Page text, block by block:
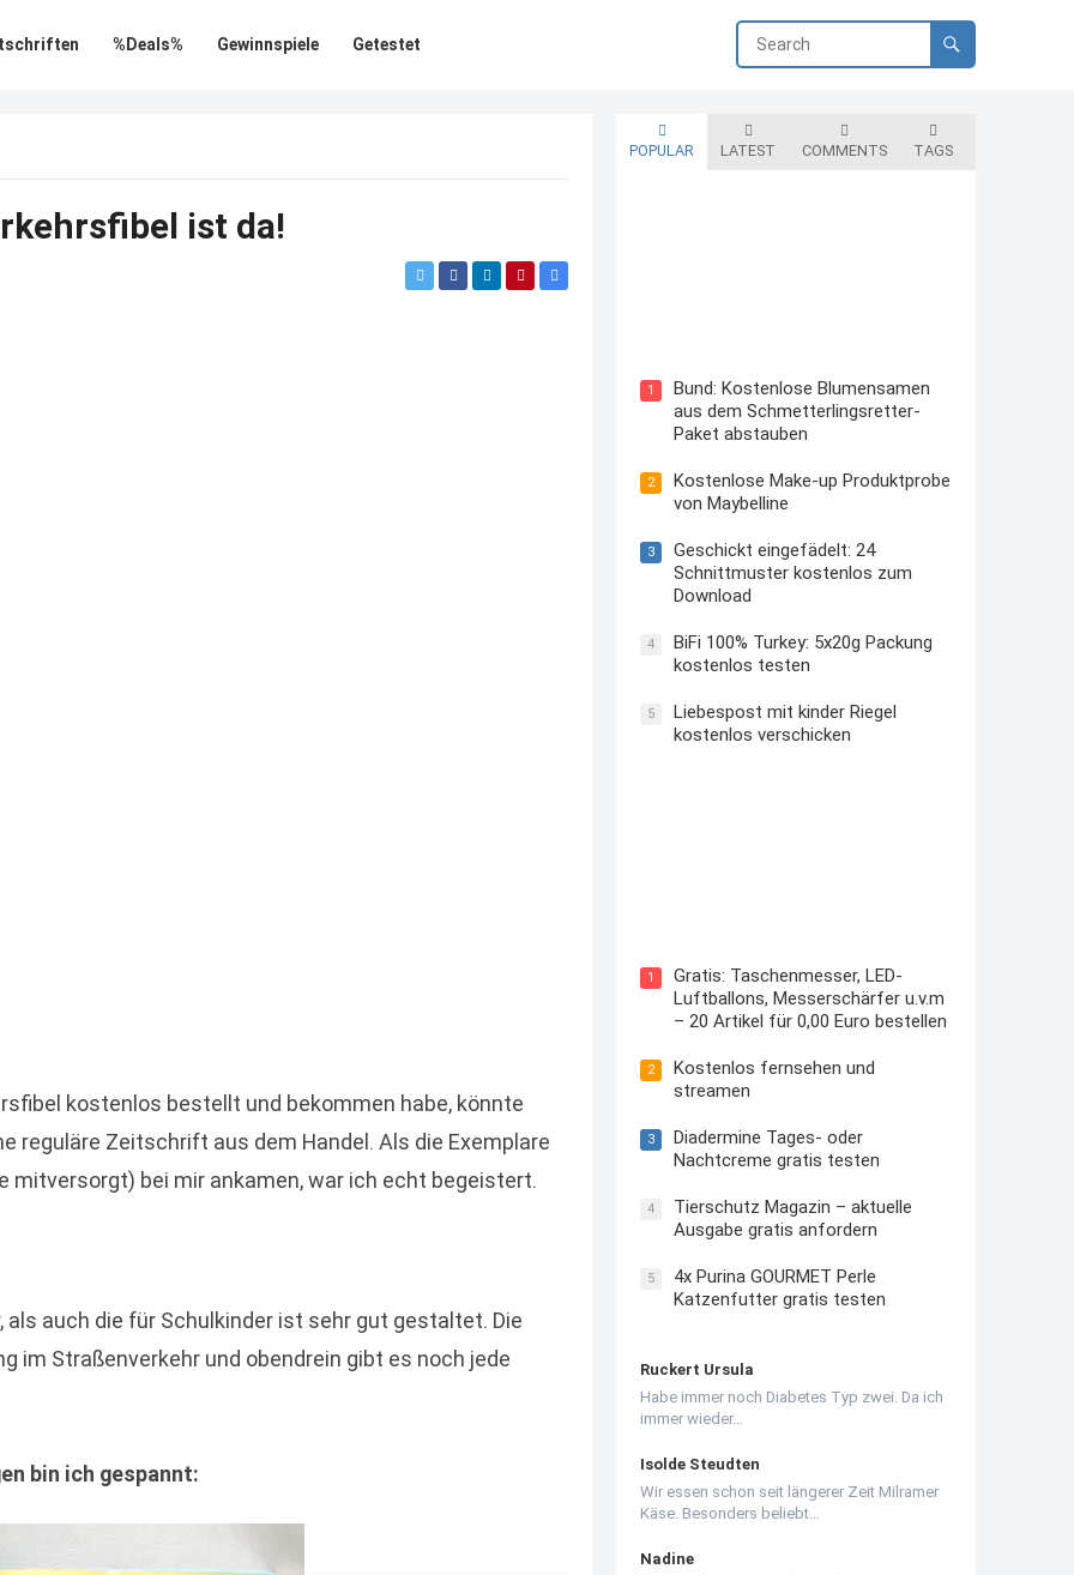
%Deals% Gewinnspiele Getestet
ist da!
kostenlos bestellt und bekommen habe, könnte
reguläre Zeitschrift aus dem Handel. Als die Exemplare
mitversorgt) bei mir ankamen, war ich echt begeistert.
auch die für Schulkinder ist sehr gut gestaltet. Die
im Straßenverkehr und obendrein gibt es noch jede
bin ich gespannt:
POPULAR LATEST COMMENTS TAGS
1
Bund: Kostenlose Blumensamen
aus dem Schmetterlingsretter-
Paket abstauben
2
Kostenlose Make-up Produktprobe
von Maybelline
3
Geschickt eingefädelt: 24
Schnittmuster kostenlos zum
Download
4
BiFi 100% Turkey: 5x20g Packung
kostenlos testen
5
Liebespost mit kinder Riegel
kostenlos verschicken
1
Gratis: Taschenmesser, LED-
Luftballons, Messerschärfer u.v.m
– 20 Artikel für 0,00 Euro bestellen
2
Kostenlos fernsehen und
streamen
3
Diadermine Tages- oder
Nachtcreme gratis testen
4
Tierschutz Magazin – aktuelle
Ausgabe gratis anfordern
5
4x Purina GOURMET Perle
Katzenfutter gratis testen
Ruckert Ursula
Habe immer noch Diabetes Typ zwei. Da ich
immer wieder…
Isolde Steudten
Wir essen schon seit längerer Zeit Milramer
Käse. Besonders beliebt…
Nadine